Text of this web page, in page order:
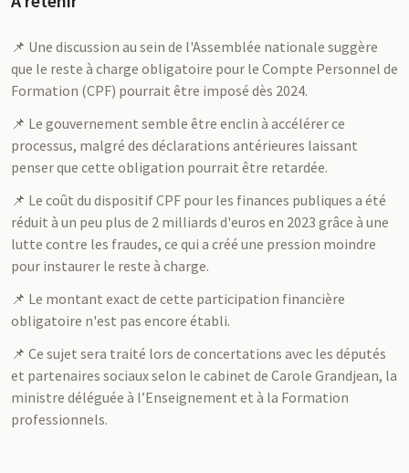
📌 Une discussion au sein de l'Assemblée nationale suggère
que le reste à charge obligatoire pour le Compte Personnel de
Formation (CPF) pourrait être imposé dès 2024.
📌 Le gouvernement semble être enclin à accélérer ce
processus, malgré des déclarations antérieures laissant
penser que cette obligation pourrait être retardée.
📌 Le coût du dispositif CPF pour les finances publiques a été
réduit à un peu plus de 2 milliards d'euros en 2023 grâce à une
lutte contre les fraudes, ce qui a créé une pression moindre
pour instaurer le reste à charge.
📌 Le montant exact de cette participation financière
obligatoire n'est pas encore établi.
📌 Ce sujet sera traité lors de concertations avec les députés
et partenaires sociaux selon le cabinet de Carole Grandjean, la
ministre déléguée à l’Enseignement et à la Formation
professionnels.